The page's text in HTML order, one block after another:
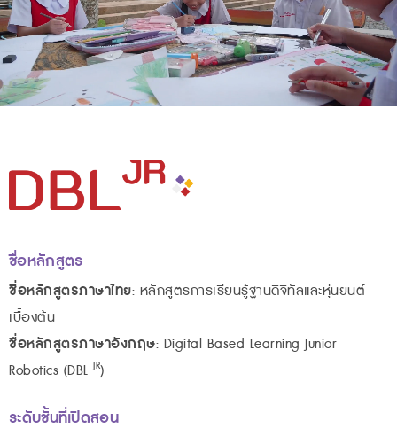
ชื่อหลักสูตร
ชื่อหลักสูตรภาษาไทย: หลักสูตรการเรียนรู้ฐานดิจิทัลและหุ่นยนต์
เบื้องต้น
ชื่อหลักสูตรภาษาอังกฤษ: Digital Based Learning Junior
Robotics (DBLJR)
ระดับชั้นที่เปิดสอน